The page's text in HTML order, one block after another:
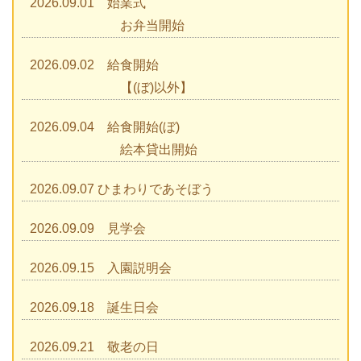
お弁当開始
2026.09.02 給食開始
【(ぼ)以外】
2026.09.04 給食開始(ぼ)
絵本貸出開始
2026.09.07 ひまわりであそぼう
2026.09.09 見学会
2026.09.15 入園説明会
2026.09.18 誕生日会
2026.09.21 敬老の日